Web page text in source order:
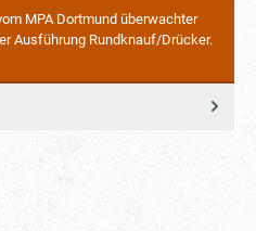
MPA Dortmund überwachter
Ausführung Rundknauf/Drücker.